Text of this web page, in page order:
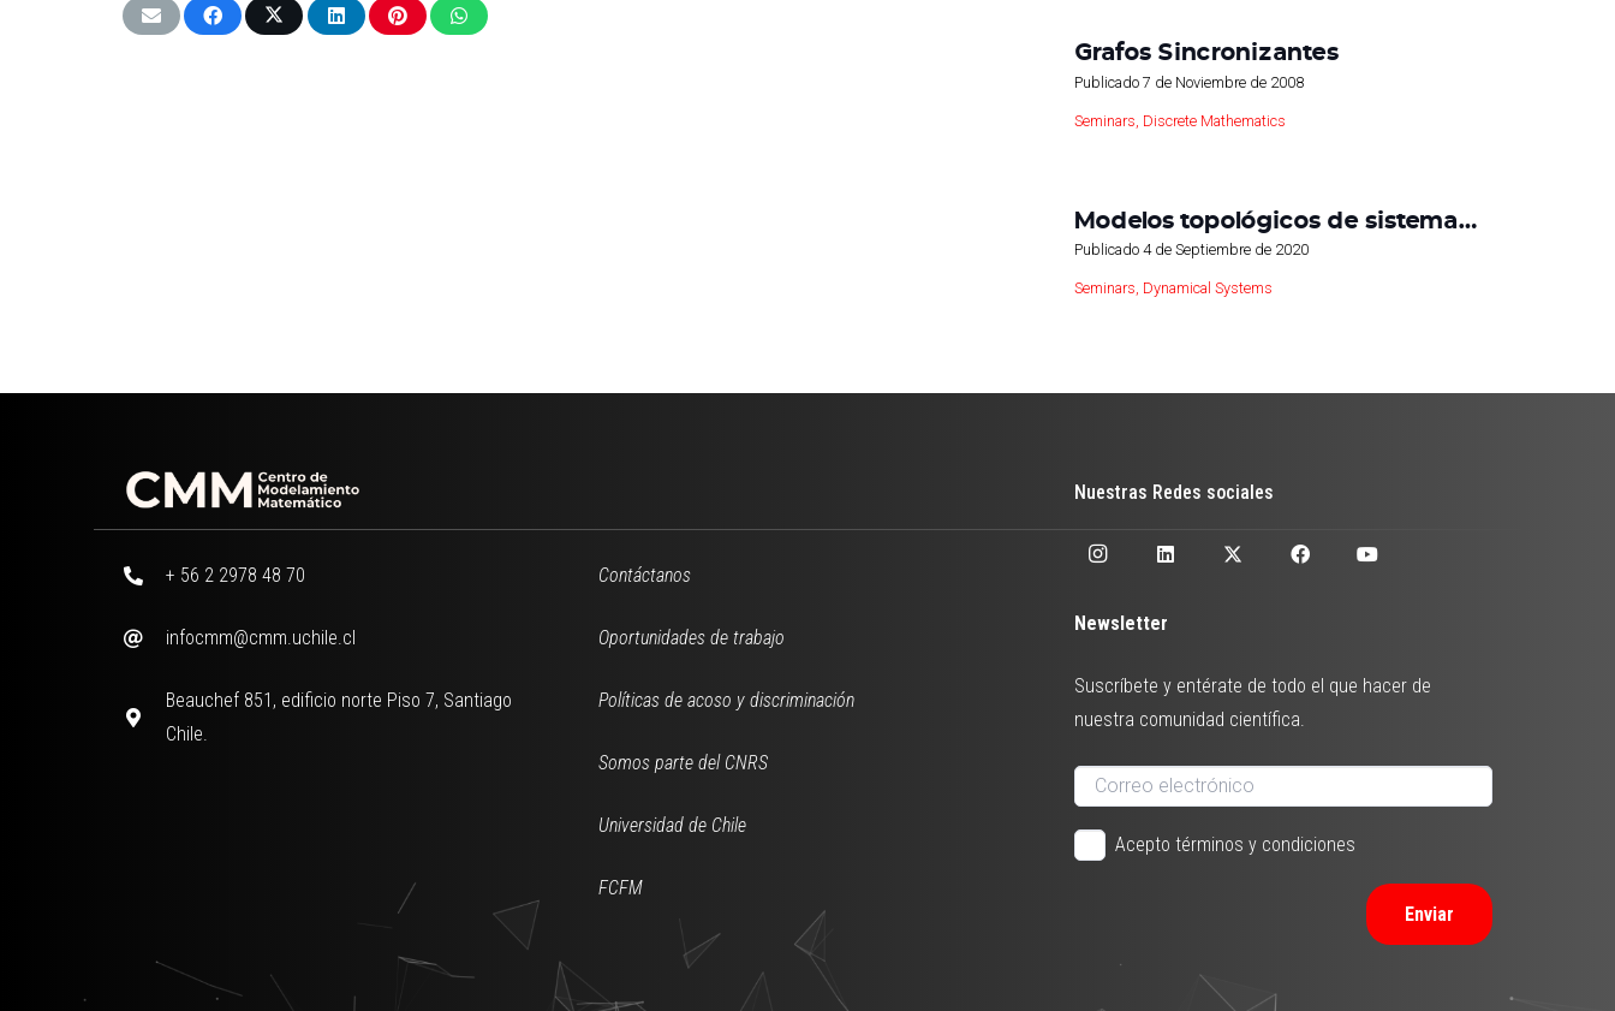
Grafos Sincronizantes
Publicado 7 de Noviembre de 2008
Seminars Discrete Mathematics
Modelos topológicos de sistema…
Publicado 4 de Septiembre de 2020
Seminars, Dynamical Systems
Nuestras Redes sociales
+ 56 2 2978 48 70
infocmm@cmm.uchile.cl
Beauchef 851, edificio norte Piso 7, Santiago
Chile.
Contáctanos
Oportunidades de trabajo
Políticas de acoso y discriminación
Somos parte del CNRS
Universidad de Chile
FCFM
Newsletter
Suscríbete y entérate de todo el que hacer de
nuestra comunidad científica.
Acepto términos y condiciones
Enviar